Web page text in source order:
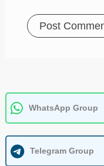
WhatsApp Group
Telegram Group